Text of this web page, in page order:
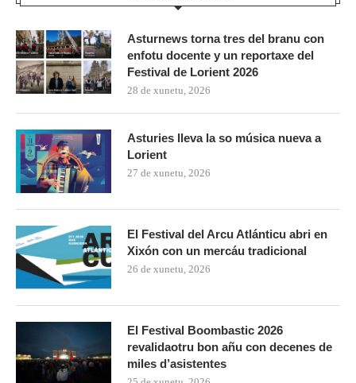
Asturnews torna tres del branu con
enfotu docente y un reportaxe del
Festival de Lorient 2026
28 de xunetu, 2026
Asturies lleva la so música nueva a
Lorient
27 de xunetu, 2026
El Festival del Arcu Atlánticu abri en
Xixón con un mercáu tradicional
26 de xunetu, 2026
El Festival Boombastic 2026
revalidaotru bon añu con decenes de
miles d’asistentes